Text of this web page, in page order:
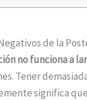
no funciona a
Tener
significa